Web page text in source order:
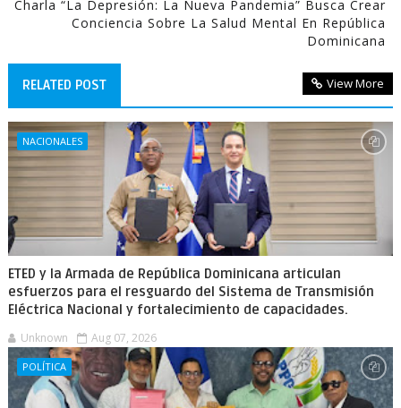
Charla “La Depresión: La Nueva Pandemia” Busca Crear
Conciencia Sobre La Salud Mental En República
Dominicana
RELATED POST View More
NACIONALES
ETED y la Armada de República Dominicana articulan
esfuerzos para el resguardo del Sistema de Transmisión
Eléctrica Nacional y fortalecimiento de capacidades.
Unknown Aug 07, 2026
POLÍTICA